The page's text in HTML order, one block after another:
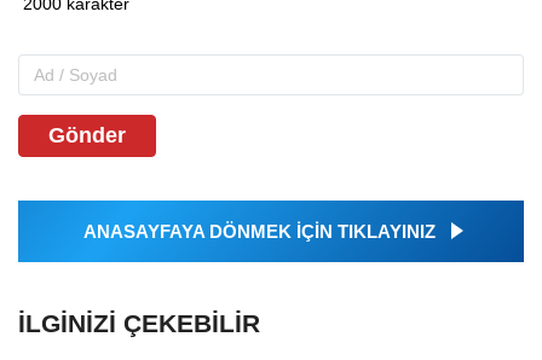
Gönder
ANASAYFAYA DÖNMEK İÇİN TIKLAYINIZ
İLGINIZI ÇEKEBILIR